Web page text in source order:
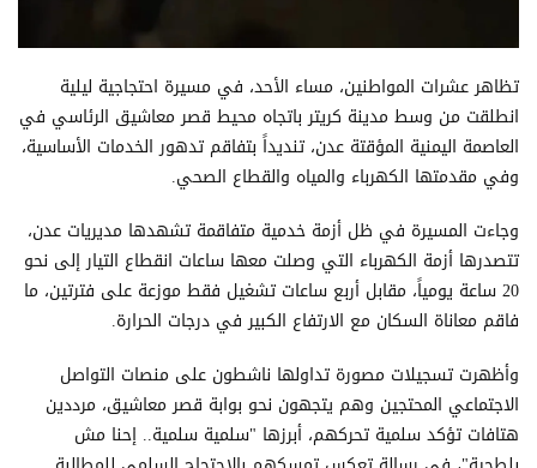
تظاهر عشرات المواطنين، مساء الأحد، في مسيرة احتجاجية ليلية
انطلقت من وسط مدينة كريتر باتجاه محيط قصر معاشيق الرئاسي في
العاصمة اليمنية المؤقتة عدن، تنديداً بتفاقم تدهور الخدمات الأساسية،
وفي مقدمتها الكهرباء والمياه والقطاع الصحي.
وجاءت المسيرة في ظل أزمة خدمية متفاقمة تشهدها مديريات عدن،
تتصدرها أزمة الكهرباء التي وصلت معها ساعات انقطاع التيار إلى نحو
20 ساعة يومياً، مقابل أربع ساعات تشغيل فقط موزعة على فترتين، ما
فاقم معاناة السكان مع الارتفاع الكبير في درجات الحرارة.
وأظهرت تسجيلات مصورة تداولها ناشطون على منصات التواصل
الاجتماعي المحتجين وهم يتجهون نحو بوابة قصر معاشيق، مرددين
هتافات تؤكد سلمية تحركهم، أبرزها "سلمية سلمية.. إحنا مش